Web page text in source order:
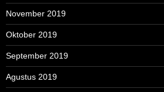
November 2019
Oktober 2019
September 2019
Agustus 2019